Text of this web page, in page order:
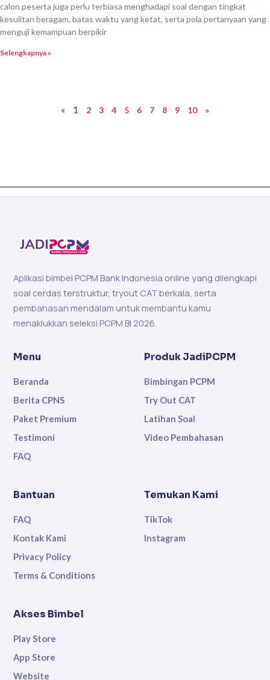
calon peserta juga perlu terbiasa menghadapi soal dengan tingkat
kesulitan beragam, batas waktu yang ketat, serta pola pertanyaan yang
menguji kemampuan berpikir
Selengkapnya »
« 1 2 3 4 5 6 7 8 9 10 »
Aplikasi bimbel PCPM Bank Indonesia online yang dilengkapi
soal cerdas terstruktur, tryout CAT berkala, serta
pembahasan mendalam untuk membantu kamu
menaklukkan seleksi PCPM BI 2026.
Menu
Beranda
Berita CPNS
Paket Premium
Testimoni
FAQ
Produk JadiPCPM
Bimbingan PCPM
Try Out CAT
Latihan Soal
Video Pembahasan
Bantuan
FAQ
Kontak Kami
Privacy Policy
Terms & Conditions
Temukan Kami
TikTok
Instagram
Akses Bimbel
Play Store
App Store
Website